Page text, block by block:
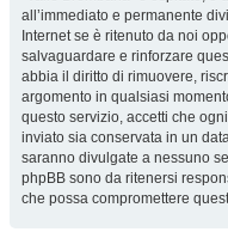
all’immediato e permanente
Internet se è ritenuto da noi
salvaguardare e rinforzare
abbia il diritto di rimuovere,
argomento in qualsiasi
questo servizio, accetti che
inviato sia conservata in un
saranno divulgate a nessuno
phpBB sono da ritenersi
che possa compromettere